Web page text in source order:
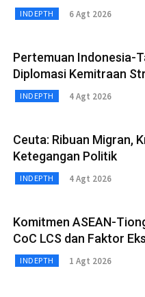
INDEPTH 6 Agt 2026
Pertemuan Indonesia-
Diplomasi Kemitraan
INDEPTH 4 Agt 2026
Ceuta: Ribuan Migran,
Ketegangan Politik
INDEPTH 4 Agt 2026
Komitmen ASEAN-
CoC LCS dan Faktor
INDEPTH 1 Agt 2026